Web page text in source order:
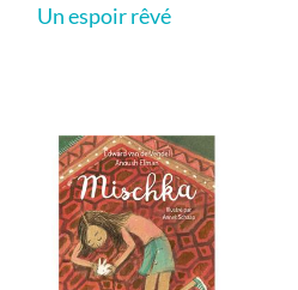
Un espoir rêvé